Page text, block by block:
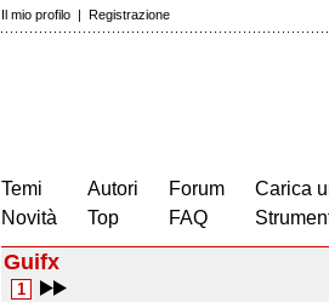
Il mio profilo | Registrazione
Temi
Novità
Autori
Top
Forum
FAQ
Carica
Guifx
1